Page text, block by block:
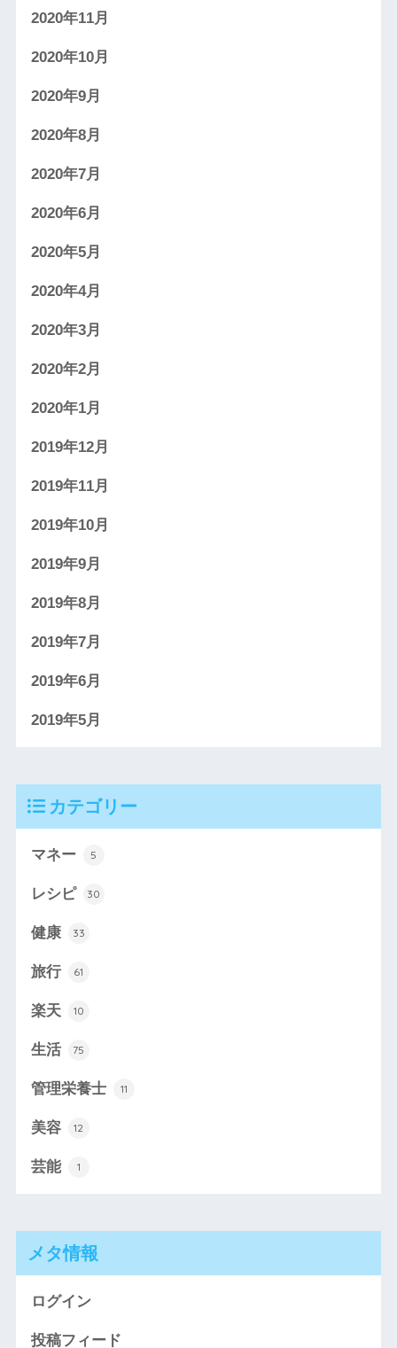
2020年11月
2020年10月
2020年9月
2020年8月
2020年7月
2020年6月
2020年5月
2020年4月
2020年3月
2020年2月
2020年1月
2019年12月
2019年11月
2019年10月
2019年9月
2019年8月
2019年7月
2019年6月
2019年5月
カテゴリー
マネー 5
レシピ 30
健康 33
旅行 61
楽天 10
生活 75
管理栄養士 11
美容 12
芸能 1
メタ情報
ログイン
投稿フィード